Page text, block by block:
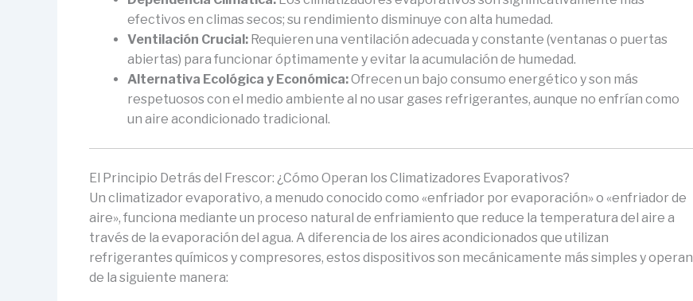
efectivos en climas secos; su rendimiento disminuye con alta humedad.
Ventilación Crucial: Requieren una ventilación adecuada y constante (ventanas o puertas
abiertas) para funcionar óptimamente y evitar la acumulación de humedad.
Alternativa Ecológica y Económica:Ofrecen un bajo consumo energético y son más
respetuosos con el medio ambiente al no usar gases refrigerantes, aunque no enfrían como
un aire acondicionado tradicional.
El Principio Detrás del Frescor: ¿Cómo Operan los Climatizadores Evaporativos?
Un climatizador evaporativo, a menudo conocido como «enfriador por evaporación» o «enfriador de
aire», funciona mediante un proceso natural de enfriamiento que reduce la temperatura del aire a
través de la evaporación del agua. A diferencia de los aires acondicionados que utilizan
refrigerantes químicos y compresores, estos dispositivos son mecánicamente más simples y operan
de la siguiente manera: